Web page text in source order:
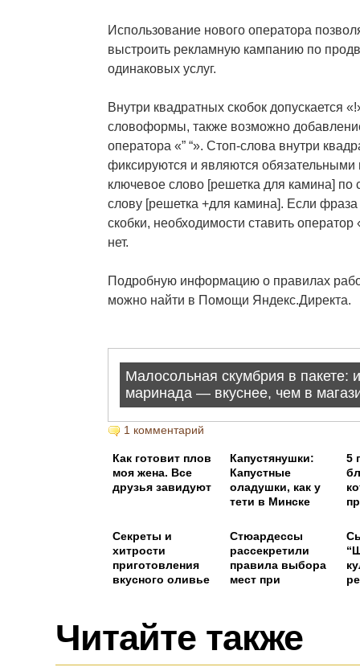
Использование нового оператора
выстроить рекламную кампанию по
одинаковых услуг.
Внутри квадратных скобок допускается
словоформы, также возможно
оператора «” “». Стоп-слова внутри
фиксируются и являются обязательными
ключевое слово [решетка для камина]
слову [решетка +для камина]. Если
скобки, необходимости ставить
нет.
Подробную информацию о правилах
можно найти в Помощи Яндекс.Директа.
1 комментарий
Как готовит плов
моя жена. Все
друзья завидуют
Капустянушки:
Капустные
оладушки, как у
тети в Минске
5
Секреты и
хитрости
приготовления
вкусного оливье
Стюардессы
рассекретили
правила выбора
мест при
Читайте также